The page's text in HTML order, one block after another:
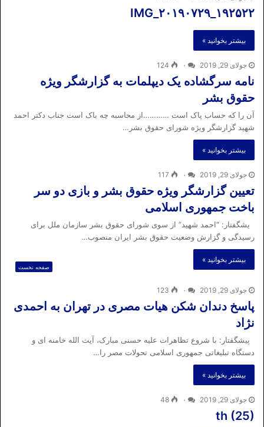
IMG_۲۰۱۹۰۷۲۹_۱۹۲۵۲۲
بیشتر بخوانید »
جولای 29, 2019 ۰ 124
نامه سرگشاده یک دیپلمات به گزارشگر ویژه
حقوق بشر
آن را که حساب پاک است …………از محاسبه چه باک است جناب دکتر احمد
شهید گزارشگر ویژه شورای حقوق بشر…
بیشتر بخوانید »
جولای 29, 2019 ۰ 117
تعیین گزارشگر ویژه حقوق بشر و بازی دو سر
باخت جمهوری اسلامی
یشگفتار: “احمد شهید” از سوی شورای حقوق بشر سازمان ملل برای
رسیدگی و گزارش وضعیت حقوق بشر ایران منصوب…
بیشتر بخوانید »
صفحه نخست
جولای 29, 2019 ۰ 123
پاسخ دندان شکن هیات مصری در تهران به احمدی
نژاد
پیشگفتار: با شروع تظاهرات علیه حسنی مبارک، آیت الله خامنه ای و
دستگاه تبلیغاتی جمهوری اسلامی تحولات مصر را…
بیشتر بخوانید »
جولای 29, 2019 ۰ 48
th (25)